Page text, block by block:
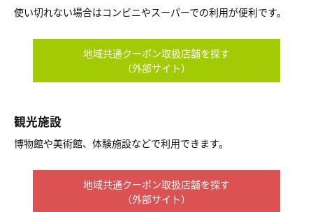
使い切れない場合はコンビニやスーパーでの利用が便利です。
地域共通クーポン取扱店舗を探す
（外部サイト）
観光施設
博物館や美術館、体験施設などで利用できます。
地域共通クーポン取扱店舗を探す
（外部サイト）